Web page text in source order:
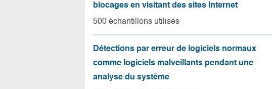
blocages en visitant des sites Internet
500 échantillons utilisés
Détections par erreur de logiciels normaux
comme logiciels malveillants pendant une
analyse du système